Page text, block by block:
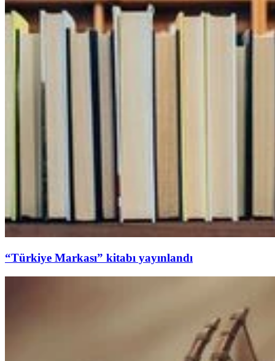
“Türkiye Markası” kitabı yayınlandı